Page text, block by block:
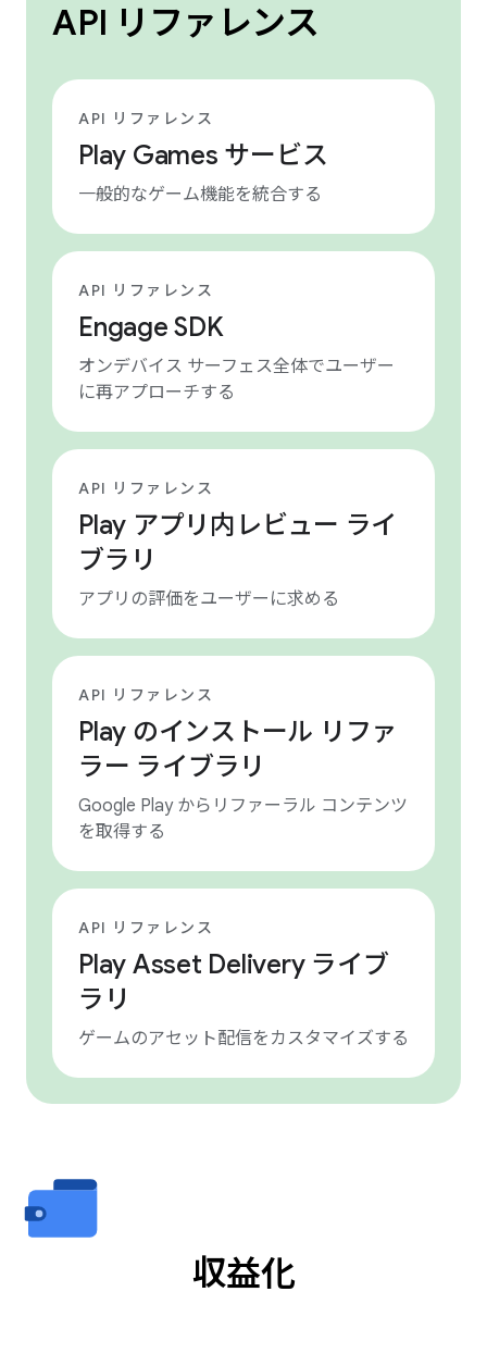
API リファレンス
API リファレンス
Play Games サービス
一般的なゲーム機能を統合する
API リファレンス
Engage SDK
オンデバイス サーフェス全体でユーザー
に再アプローチする
API リファレンス
Play アプリ内レビュー ライ
ブラリ
アプリの評価をユーザーに求める
API リファレンス
Play のインストール リファ
ラー ライブラリ
Google Play からリファーラル コンテンツ
を取得する
API リファレンス
Play Asset Delivery ライブ
ラリ
ゲームのアセット配信をカスタマイズする
収益化